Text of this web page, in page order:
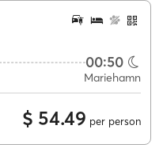
00:50
Mariehamn
$ 54.49 per person